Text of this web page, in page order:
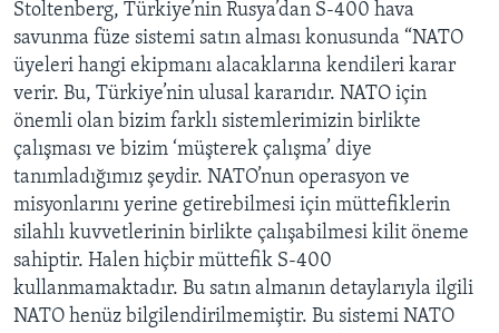
Stoltenberg, Türkiye’nin Rusya’dan S-400 hava
savunma füze sistemi satın alması konusunda “NATO
üyeleri hangi ekipmanı alacaklarına kendileri karar
verir. Bu, Türkiye’nin ulusal kararıdır. NATO için
önemli olan bizim farklı sistemlerimizin birlikte
çalışması ve bizim ‘müşterek çalışma’ diye
tanımladığımız şeydir. NATO’nun operasyon ve
misyonlarını yerine getirebilmesi için müttefiklerin
silahlı kuvvetlerinin birlikte çalışabilmesi kilit öneme
sahiptir. Halen hiçbir müttefik S-400
kullanmamaktadır. Bu satın almanın detaylarıyla ilgili
NATO henüz bilgilendirilmemiştir. Bu sistemi NATO